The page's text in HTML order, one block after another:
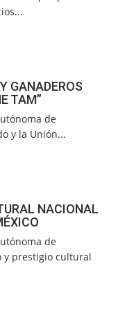
GANADEROS
TAM”
de
y la Unión...
NACIONAL
de
y prestigio cultural